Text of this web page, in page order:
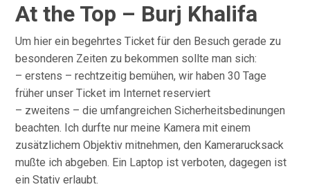
At the Top – Burj Khalifa
Um hier ein begehrtes Ticket für den Besuch gerade zu
besonderen Zeiten zu bekommen sollte man sich:
– erstens – rechtzeitig bemühen, wir haben 30 Tage
früher unser Ticket im Internet reserviert
– zweitens – die umfangreichen Sicherheitsbedinungen
beachten. Ich durfte nur meine Kamera mit einem
zusätzlichem Objektiv mitnehmen, den Kamerarucksack
mußte ich abgeben. Ein Laptop ist verboten, dagegen ist
ein Stativ erlaubt.